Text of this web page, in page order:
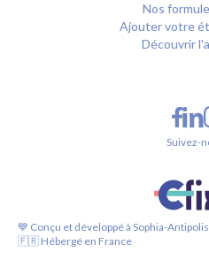
Nos
Ajouter votre
Découvrir
💙 Conçu et développé à Sophia-Antipolis
🇫🇷 Hébergé en France
Suivez-